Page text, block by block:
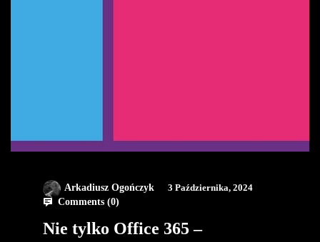
Arkadiusz Ogończyk
3 Października, 2024
Comments (0)
Nie tylko Office 365 –